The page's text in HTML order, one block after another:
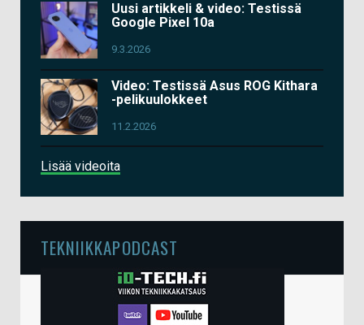
Uusi artikkeli & video: Testissä
Google Pixel 10a
9.3.2026
Video: Testissä Asus ROG Kithara
-pelikuulokkeet
11.2.2026
Lisää videoita
TEKNIIKKAPODCAST